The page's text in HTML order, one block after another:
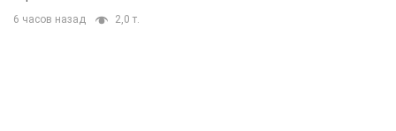
6 часов назад 2,0 т.